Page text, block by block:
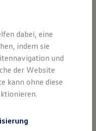
Volkswagen
Zeit, --:--
dabei, eine
indem sie
und
der Website
kann ohne diese